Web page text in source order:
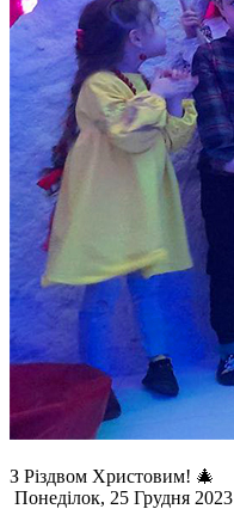
З Різдвом Христовим! 🎄
Понеділок, 25 Грудня 2023